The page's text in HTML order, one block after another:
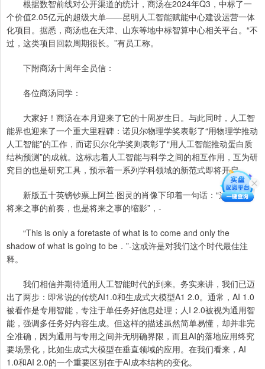
根据数智前线对公开渠道的统计，商汤在2024年Q3，中标了一
个价值2.05亿元的超级大单——昆明人工智能赋能中心建设运营一体
化项目。据悉，商汤也在天津、山东等地中标智算中心相关平台。“不
过，这类项目回款周期很长。”有员工称。
下附商汤十周年全员信：
各位商汤同学：
大家好！商汤在本月迎来了它的十周岁生日。与此同时，人工智
能界也迎来了一个重大里程碑：诺贝尔物理学奖表彰了“用物理学推动
人工智能”的工作，而诺贝尔化学奖则表彰了“用人工智能推动蛋白质
结构预测”的成就。这标志着人工智能与科学之间的相互作用，互为研
究目的也是研究工具，预示着一系列学科领域的新范式即将开启。
新版五十英镑钞票上阿兰·图灵的肖像下印着一句话：“这不过是
将来之事的前奏，也是将来之事的缩影”，-
“This is only a foretaste of what is to come and only the
shadow of what is going to be．”-这或许是对我们这个时代最佳注
释。
我们相信并期待通用人工智能时代的到来。务实来讲，我们已迈
出了两步：即常说的传统AI1.0和生成式大模型A1 2.0。通常，AI 1.0
被看作是专用智能，专注于单任务好信息处理；人I 2.0被视为通用智
能，强调多任务好内容生成。但这样的描述虽然简单易懂，却并非完
全准确，因为通用与专用之间并无明确界限，而且AI的落地应用终究
要场景化，比如生成式大模型在垂直领域的应用。在我们看来，AI
1.0和AI 2.0的一个重要区别在于AI成本结构的变化。